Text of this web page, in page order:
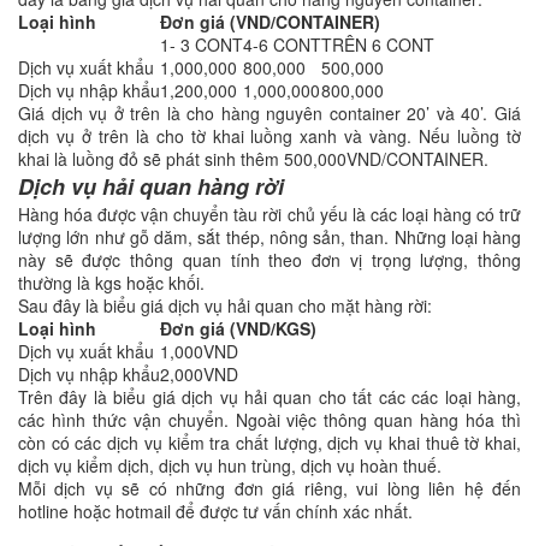
Loại hình
Đơn giá (VND/CONTAINER)
1- 3 CONT4-6 CONTTRÊN 6 CONT
Dịch vụ xuất khẩu 1,000,000 800,000
500,000
Dịch vụ nhập khẩu1,200,000 1,000,000800,000
Giá dịch vụ ở trên là cho hàng nguyên container 20’ và 40’. Giá
dịch vụ ở trên là cho tờ khai luồng xanh và vàng. Nếu luồng tờ
khai là luồng đỏ sẽ phát sinh thêm 500,000VND/CONTAINER.
Dịch vụ hải quan hàng rời
Hàng hóa được vận chuyển tàu rời chủ yếu là các loại hàng có trữ
lượng lớn như gỗ dăm, sắt thép, nông sản, than. Những loại hàng
này sẽ được thông quan tính theo đơn vị trọng lượng, thông
thường là kgs hoặc khối.
Sau đây là biểu giá dịch vụ hải quan cho mặt hàng rời:
Loại hình
Đơn giá (VND/KGS)
Dịch vụ xuất khẩu 1,000VND
Dịch vụ nhập khẩu2,000VND
Trên đây là biểu giá dịch vụ hải quan cho tất các các loại hàng,
các hình thức vận chuyển. Ngoài việc thông quan hàng hóa thì
còn có các dịch vụ kiểm tra chất lượng, dịch vụ khai thuê tờ khai,
dịch vụ kiểm dịch, dịch vụ hun trùng, dịch vụ hoàn thuế.
Mỗi dịch vụ sẽ có những đơn giá riêng, vui lòng liên hệ đến
hotline hoặc hotmail để được tư vấn chính xác nhất.